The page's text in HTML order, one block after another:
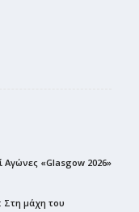
Αγώνες «Glasgow 2026»
μάχη του